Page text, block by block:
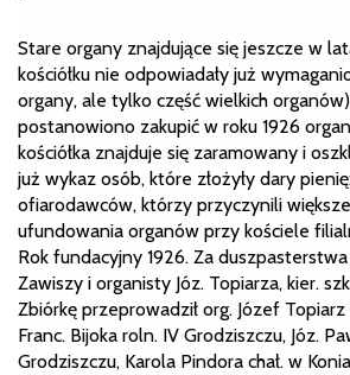
Stare organy znajdujące się jeszcze w
kościółku nie odpowiadały już
organy, ale tylko część wielkich
postanowiono zakupić w roku 1926
kościółka znajduje się zaramowany i
już wykaz osób, które złożyły dary
ofiarodawców, którzy przyczynili
ufundowania organów przy kościele
Rok fundacyjny 1926. Za
Zawiszy i organisty Józ. Topiarza, kier.
Zbiórkę przeprowadził org. Józef Topiarz
Franc. Bijoka roln. IV Grodziszczu, Józ.
Grodziszczu, Karola Pindora chał. w